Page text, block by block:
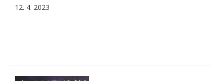
12. 4. 2023